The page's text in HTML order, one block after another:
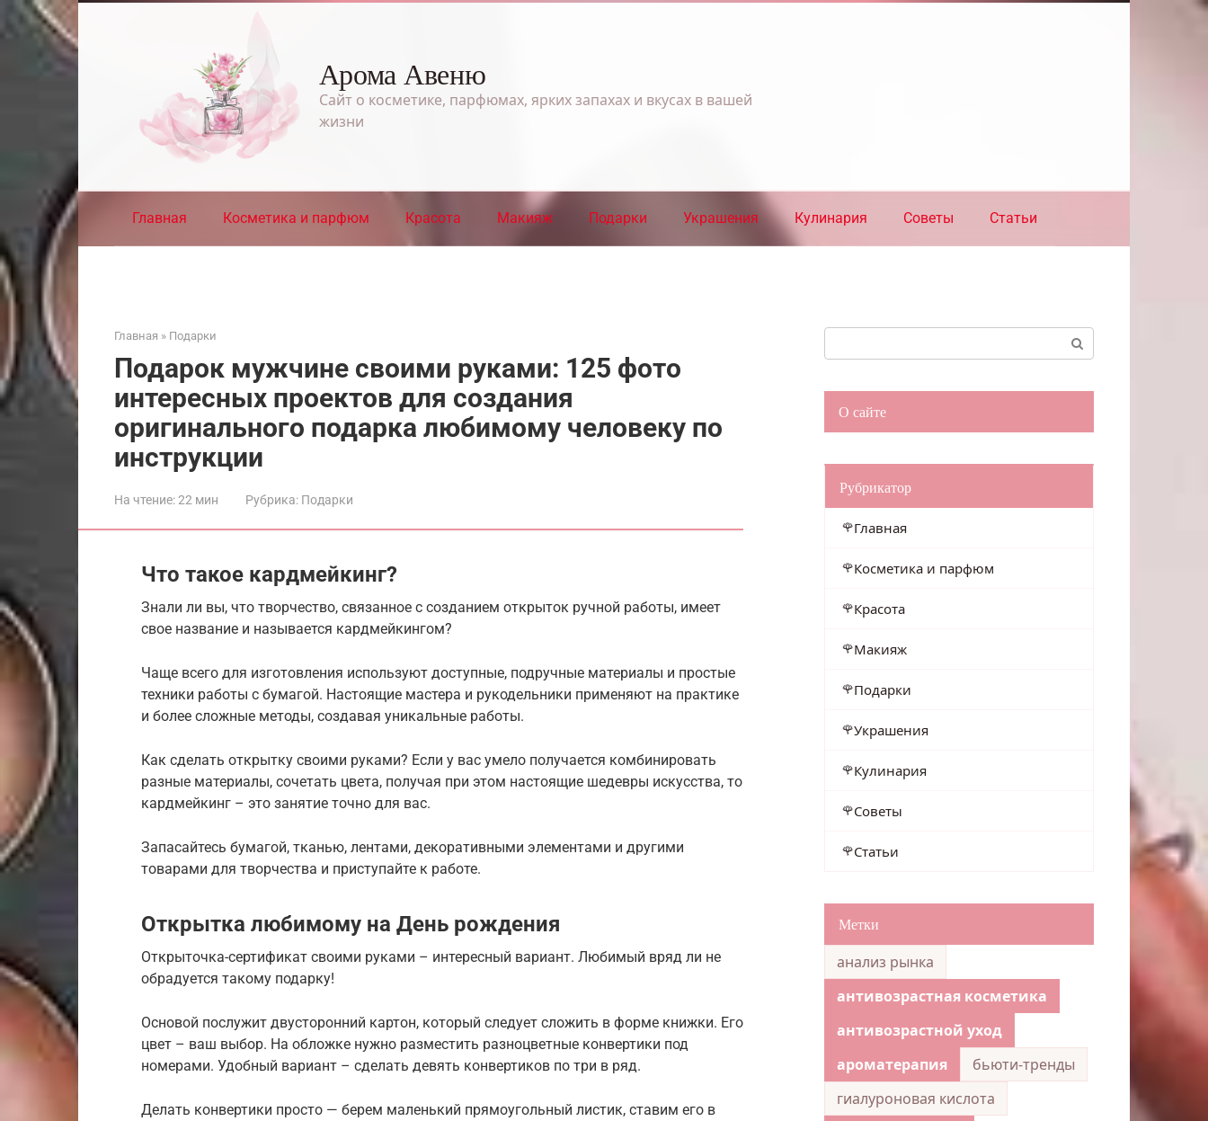
Перейти
к
контенту
Арома Авеню
Сайт о косметике, парфюмах, ярких запахах и вкусах в вашей
жизни
Главная Косметика и парфюм Красота Макияж Подарки Украшения Кулинария Советы Статьи
Главная » Подарки
Подарок мужчине своими руками: 125 фото
интересных проектов для создания
оригинального подарка любимому человеку по
инструкции
На чтение:22 мин Рубрика: Подарки
Что такое кардмейкинг?
Знали ли вы, что творчество, связанное с созданием открыток ручной работы, имеет
свое название и называется кардмейкингом?
Чаще всего для изготовления используют доступные, подручные материалы и простые
техники работы с бумагой. Настоящие мастера и рукодельники применяют на практике
и более сложные методы, создавая уникальные работы.
Как сделать открытку своими руками? Если у вас умело получается комбинировать
разные материалы, сочетать цвета, получая при этом настоящие шедевры искусства, то
кардмейкинг – это занятие точно для вас.
Запасайтесь бумагой, тканью, лентами, декоративными элементами и другими
товарами для творчества и приступайте к работе.
Открытка любимому на День рождения
Открыточка-сертификат своими руками – интересный вариант. Любимый вряд ли не
обрадуется такому подарку!
Основой послужит двусторонний картон, который следует сложить в форме книжки. Его
цвет – ваш выбор. На обложке нужно разместить разноцветные конвертики под
номерами. Удобный вариант – сделать девять конвертиков по три в ряд.
Делать конвертики просто — берем маленький прямоугольный листик, ставим его в
О сайте
Рубрикатор
Главная
Косметика и парфюм
Красота
Макияж
Подарки
Украшения
Кулинария
Советы
Статьи
Метки
анализ рынка
антивозрастная косметика
антивозрастной уход
ароматерапия
бьюти-тренды
гиалуроновая кислота